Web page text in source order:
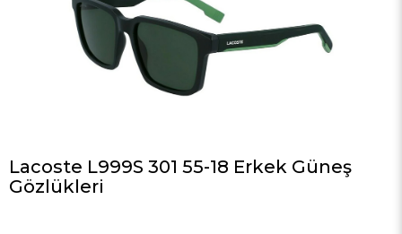
Lacoste L999S 301 55-18 Erkek Güneş
Gözlükleri